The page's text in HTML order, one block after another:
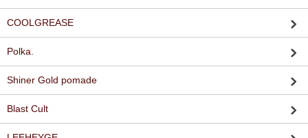
COOLGREASE
Polka.
Shiner Gold pomade
Blast Cult